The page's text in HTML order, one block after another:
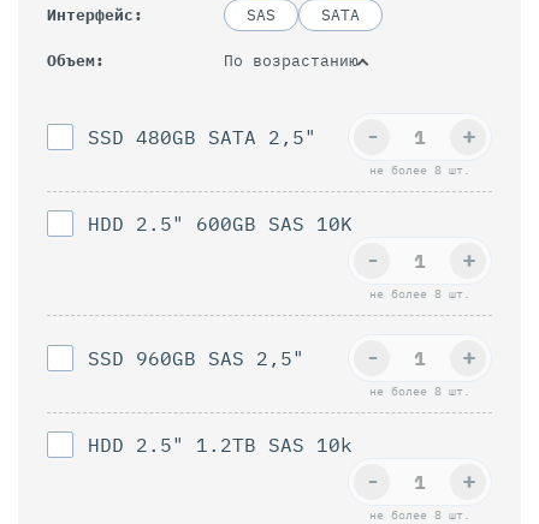
Интерфейс SAS SATA
Объем По возрастанию
SSD 480GB SATA 2,5"
не более 8 шт.
+
-
HDD 2.5" 600GB SAS 10K
не более 8 шт.
+
-
SSD 960GB SAS 2,5"
не более 8 шт.
+
-
HDD 2.5" 1.2TB SAS 10k
не более 8 шт.
+
-